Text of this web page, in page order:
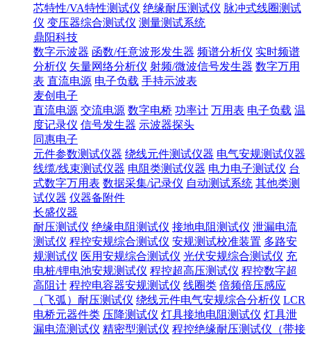
芯特性/VA特性测试仪 绝缘耐压测试仪 脉冲式线圈测试
仪 变压器综合测试仪 测量测试系统
鼎阳科技
数字示波器 函数/任意波形发生器 频谱分析仪 实时频谱
分析仪 矢量网络分析仪 射频/微波信号发生器 数字万用
表 直流电源 电子负载 手持示波表
麦创电子
直流电源 交流电源 数字电桥 功率计 万用表 电子负载 温
度记录仪 信号发生器 示波器探头
同惠电子
元件参数测试仪器 绕线元件测试仪器 电气安规测试仪器
线缆/线束测试仪器 电阻类测试仪器 电力电子测试仪 台
式数字万用表 数据采集/记录仪 自动测试系统 其他类测
试仪器 仪器备附件
长盛仪器
耐压测试仪 绝缘电阻测试仪 接地电阻测试仪 泄漏电流
测试仪 程控安规综合测试仪 安规测试校准装置 多路安
规测试仪 医用安规综合测试仪 光伏安规综合测试仪 充
电桩/锂电池安规测试仪 程控超高压测试仪 程控数字超
高阻计 程控电容器安规测试仪 线圈类 倍频倍压感应
（飞弧）耐压测试仪 绕线元件电气安规综合分析仪 LCR
电桥元器件类 压降测试仪 灯具接地电阻测试仪 灯具泄
漏电流测试仪 精密型测试仪 程控绝缘耐压测试仪（带接